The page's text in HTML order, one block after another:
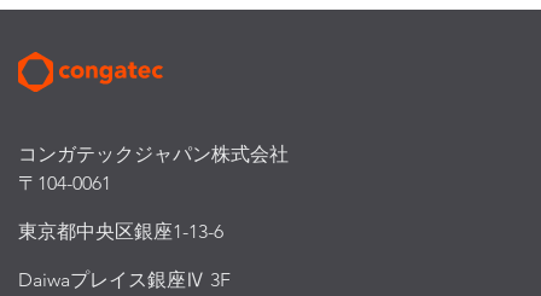
コンガテックジャパン株式会社
〒104-0061
東京都中央区銀座1-13-6
Daiwaプレイス銀座Ⅳ 3F